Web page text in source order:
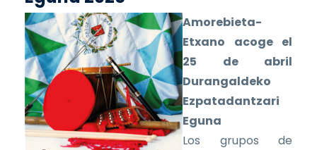
Amorebieta-
Etxano acoge el
25 de abril
Durangaldeko
Ezpatadantzari
Eguna
Los grupos de